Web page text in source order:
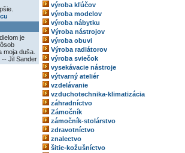
je
moja duša.
-- Jil Sander
výroba kľúčov
výroba modelov
výroba nábytku
Výroba nástrojov
výroba obuvi
Výroba radiátorov
výroba sviečok
vysekávacie nástroje
výtvarný ateliér
vzdelávanie
vzduchotechnika-klimatizácia
záhradníctvo
Zámočník
zámočník-stolárstvo
zdravotníctvo
znalectvo
šitie-kožušníctvo